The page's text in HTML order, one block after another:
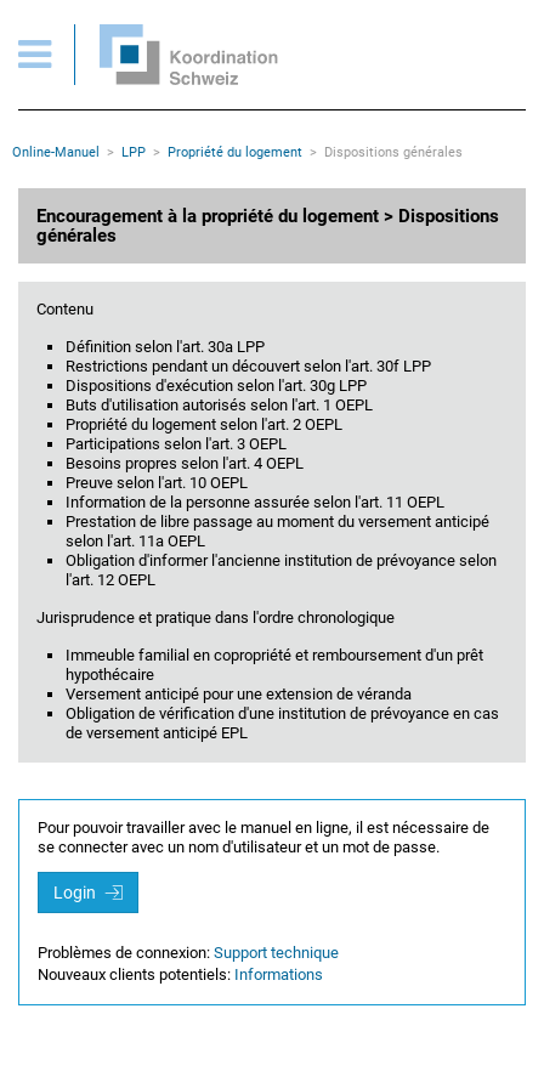
Pages importantes
Page d'accueil
Contenu
Plan du site
Rootline
Online-Manuel LPP Propriété du logement Dispositions générales
Encouragement à la propriété du logement > Dispositions
générales
Contenu
Définition selon l'art. 30a LPP
Restrictions pendant un découvert selon l'art. 30f LPP
Dispositions d'exécution selon l'art. 30g LPP
Buts d'utilisation autorisés selon l'art. 1 OEPL
Propriété du logement selon l'art. 2 OEPL
Participations selon l'art. 3 OEPL
Besoins propres selon l'art. 4 OEPL
Preuve selon l'art. 10 OEPL
Information de la personne assurée selon l'art. 11 OEPL
Prestation de libre passage au moment du versement anticipé
selon l'art. 11a OEPL
Obligation d'informer l'ancienne institution de prévoyance selon
l'art. 12 OEPL
Jurisprudence et pratique dans l'ordre chronologique
Immeuble familial en copropriété et remboursement d'un prêt
hypothécaire
Versement anticipé pour une extension de véranda
Obligation de vérification d'une institution de prévoyance en cas
de versement anticipé EPL
Pour pouvoir travailler avec le manuel en ligne, il est nécessaire de
se connecter avec un nom d'utilisateur et un mot de passe.
Login
Problèmes de connexion: Support technique
Nouveaux clients potentiels: Informations